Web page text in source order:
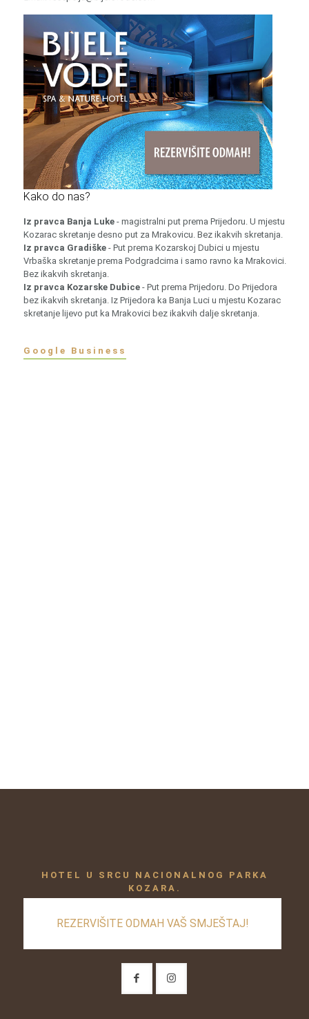
Kako do nas?
Iz pravca Banja Luke- magistralni put prema Prijedoru. U mjestu
Kozarac skretanje desno put za Mrakovicu. Bez ikakvih skretanja.
Iz pravca Gradiške- Put prema Kozarskoj Dubici u mjestu
Vrbaška skretanje prema Podgradcima i samo ravno ka Mrakovici.
Bez ikakvih skretanja.
Iz pravca Kozarske Dubice- Put prema Prijedoru. Do Prijedora
bez ikakvih skretanja. Iz Prijedora ka Banja Luci u mjestu Kozarac
skretanje lijevo put ka Mrakovici bez ikakvih dalje skretanja.
Google Business
HOTEL U SRCU NACIONALNOG PARKA
KOZARA.
REZERVIŠITE ODMAH VAŠ SMJEŠTAJ!